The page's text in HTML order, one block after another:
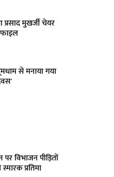
मुखर्जी चेयर
से मनाया गया
विभाजन पीड़ितों
प्रतिमा